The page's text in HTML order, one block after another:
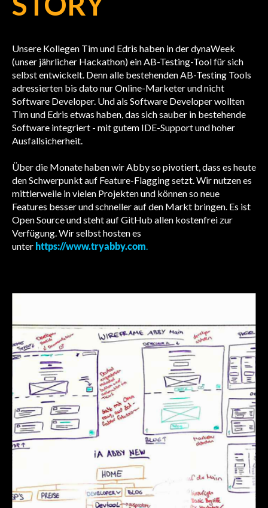
Unsere Kollegen Tim und Edris haben in der dynaWeek
(unser jährlicher Hackathon) ein AB-Testing-Tool für sich
selbst entwickelt. Denn alle bestehenden AB-Testing Tools
adressierten bis dato nur Online-Marketer und nicht
Software Developer. Und als Software Developer wollten
Tim und Edris etwas haben, das sich sauber in bestehende
Software integriert - mit gutem IDE-Support und hoher
Ausfallsicherheit.
Über die Monate haben wir Abby so pivotiert, dass es heute
den Schwerpunkt auf Feature-Flagging setzt. Wir nutzen es
mittlerweile in vielen Projekten und können so neue
Features besser und schneller auf den Markt bringen. Es ist
Open Source und steht auf GitHub allen kostenfrei zur
Verfügung. Wir selbst hosten es
unter https://www.tryabby.com.